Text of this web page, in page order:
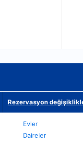
Rezervasyon
Evler
Daireler